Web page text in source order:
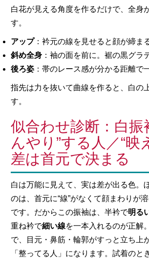
白花が見える角度を作るだけで、全身
す。
アップ：衿元の線を見せると顔が締ま
斜め全身 ：袖の面を前に。裾の黒グラ
後ろ姿 ：帯のレース感が分かる距離で
指先は力を抜いて曲線を作ると、白の
す。
似合わせ診断：白振
んやり”する人／“映
差は首元で決まる
白は万能に見えて、実は差が出る色。
のは、首元に“線”がなくて顔まわりが
です。だからこの振袖は、半衿で明る
重ね衿で細い線を一本入れるのが正解
で、目元・鼻筋・輪郭がすっと立ち上
「整ってる人」になります。試着のと